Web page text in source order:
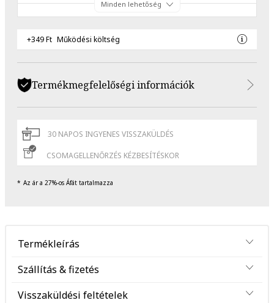
Minden lehetőség
+349 Ft Működési költség
Termékmegfelelőségi információk
30 NAPOS INGYENES VISSZAKÜLDÉS
CSOMAGELLENŐRZÉS KÉZBESÍTÉSKOR
Az ár a 27%-os Áfát tartalmazza
Termékleírás
Szállítás & fizetés
Visszaküldési feltételek